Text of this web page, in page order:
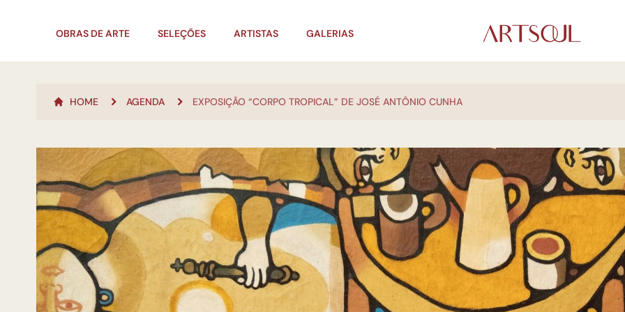
OBRAS DE ARTE SELEÇÕES ARTISTAS GALERIAS
HOME AGENDA EXPOSIÇÃO “CORPO TROPICAL” DE JOSÉ ANTÔNIO CUNHA